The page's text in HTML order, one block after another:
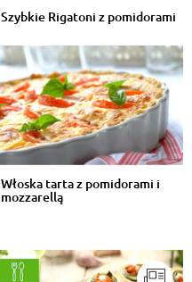
Szybkie Rigatoni z pomidorami
Włoska tarta z pomidorami i
mozzarellą